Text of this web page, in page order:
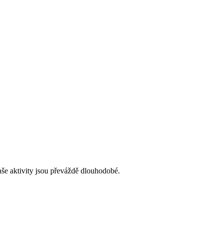
aktivity jsou převáždě dlouhodobé.